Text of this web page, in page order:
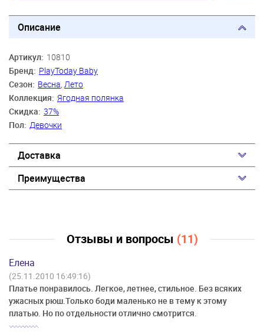
Описание
Артикул: 10810
Бренд: PlayToday Baby
Сезон: Весна, Лето
Коллекция: Ягодная полянка
Скидка: 37%
Пол: Девочки
Доставка
Преимущества
Отзывы и вопросы (11)
Елена
(25.11.2010 16:49:16)
Платье понравилось. Легкое, летнее, стильное. Без всяких
ужасных рюш.Только боди маленько не в тему к этому
платью. Но по отдельности отлично смотрится.